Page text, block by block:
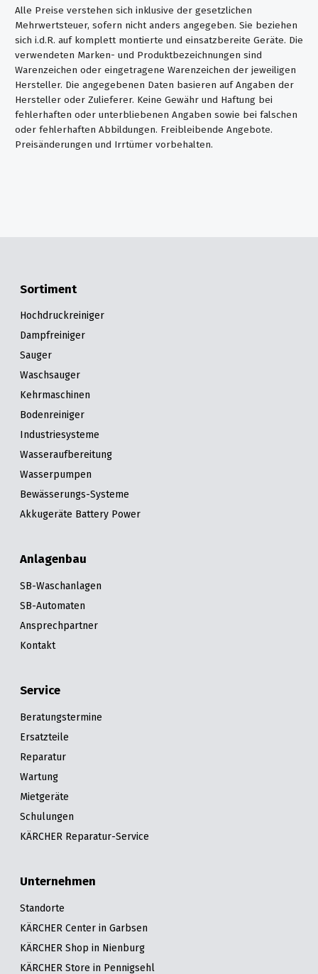
Alle Preise verstehen sich inklusive der gesetzlichen
Mehrwertsteuer, sofern nicht anders angegeben. Sie beziehen
sich i.d.R. auf komplett montierte und einsatzbereite Geräte. Die
verwendeten Marken- und Produktbezeichnungen sind
Warenzeichen oder eingetragene Warenzeichen der jeweiligen
Hersteller. Die angegebenen Daten basieren auf Angaben der
Hersteller oder Zulieferer. Keine Gewähr und Haftung bei
fehlerhaften oder unterbliebenen Angaben sowie bei falschen
oder fehlerhaften Abbildungen. Freibleibende Angebote.
Preisänderungen und Irrtümer vorbehalten.
Sortiment
Hochdruckreiniger
Dampfreiniger
Sauger
Waschsauger
Kehrmaschinen
Bodenreiniger
Industriesysteme
Wasseraufbereitung
Wasserpumpen
Bewässerungs-Systeme
Akkugeräte Battery Power
Anlagenbau
SB-Waschanlagen
SB-Automaten
Ansprechpartner
Kontakt
Service
Beratungstermine
Ersatzteile
Reparatur
Wartung
Mietgeräte
Schulungen
KÄRCHER Reparatur-Service
Unternehmen
Standorte
KÄRCHER Center in Garbsen
KÄRCHER Shop in Nienburg
KÄRCHER Store in Pennigsehl